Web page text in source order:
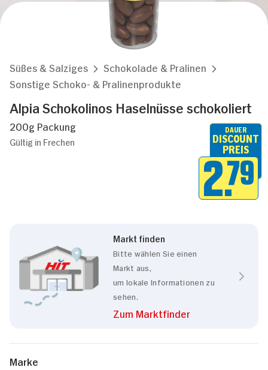
Süßes & Salziges
Schokolade & Pralinen
Sonstige Schoko- & Pralinenprodukte
Alpia Schokolinos Haselnüsse schokoliert
200g Packung
Gültig in Frechen
DAUER
DISCOUNT
PREIS
2.79
Markt finden
Bitte wählen Sie einen
Markt aus,
um lokale Informationen zu
sehen.
Zum Marktfinder
Marke